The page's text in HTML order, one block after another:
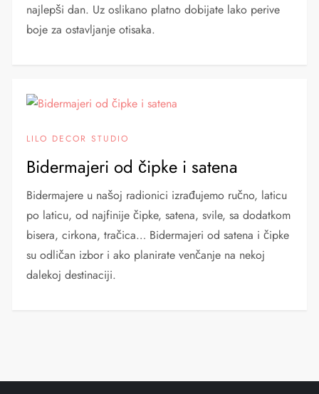
najlepši dan. Uz oslikano platno dobijate lako perive
boje za ostavljanje otisaka.
LILO DECOR STUDIO
Bidermajeri od čipke i satena
Bidermajere u našoj radionici izrađujemo ručno, laticu
po laticu, od najfinije čipke, satena, svile, sa dodatkom
bisera, cirkona, tračica… Bidermajeri od satena i čipke
su odličan izbor i ako planirate venčanje na nekoj
dalekoj destinaciji.